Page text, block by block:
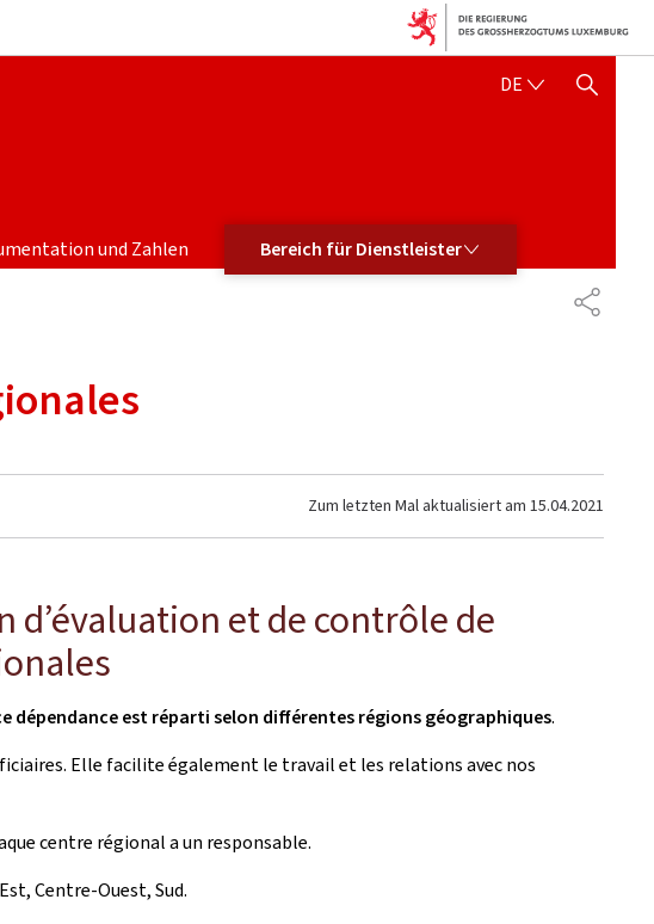
DE DEUTSCH
SUCHFLED ANZEIGEN /
und Zahlen Bereich für Dienstleister
TEILEN
Zum letzten Mal aktualisiert am 15.04.2021
et de contrôle de
est réparti selon différentes régions géographiques.
Elle facilite également le travail et les relations avec nos
centre régional a un responsable.
Centre-Ouest, Sud.